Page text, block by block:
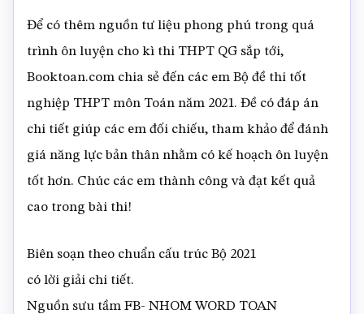
Để có thêm nguồn tư liệu phong phú trong quá
trình ôn luyện cho kì thi THPT QG sắp tới,
Booktoan.com chia sẻ đến các em Bộ đề thi tốt
nghiệp THPT môn Toán năm 2021. Đề có đáp án
chi tiết giúp các em đối chiếu, tham khảo để đánh
giá năng lực bản thân nhằm có kế hoạch ôn luyện
tốt hơn. Chúc các em thành công và đạt kết quả
cao trong bài thi!
Biên soạn theo chuẩn cấu trúc Bộ 2021
có lời giải chi tiết.
Nguồn sưu tầm FB- NHOM WORD TOAN